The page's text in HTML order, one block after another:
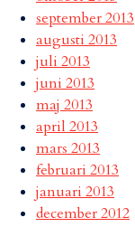
september 2013
augusti 2013
juli 2013
juni 2013
maj 2013
april 2013
mars 2013
februari 2013
januari 2013
december 2012